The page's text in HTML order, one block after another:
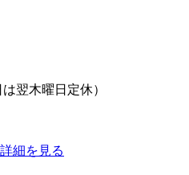
翌木曜日定休）
細を見る